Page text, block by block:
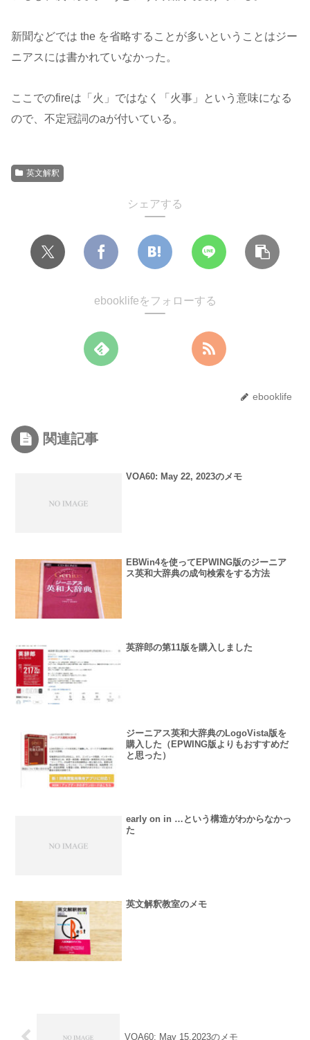
新聞などでは the を省略することが多いということはジー
ニアスには書かれていなかった。
ここでのfireは「火」ではなく「火事」という意味になる
ので、不定冠詞のaが付いている。
英文解釈
シェアする
ebooklifeをフォローする
ebooklife
関連記事
VOA60: May 22, 2023のメモ
EBWin4を使ってEPWING版のジーニア
ス英和大辞典の成句検索をする方法
英辞郎の第11版を購入しました
ジーニアス英和大辞典のLogoVista版を
購入した（EPWING版よりもおすすめだ
と思った）
early on in …という構造がわからなかっ
た
英文解釈教室のメモ
VOA60: May 15,2023のメモ